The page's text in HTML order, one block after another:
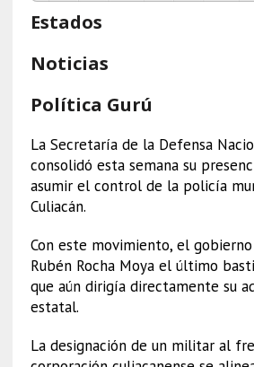
Estados
Noticias
Política Gurú
La Secretaría de la Defensa
consolidó esta semana su
asumir el control de la policía
Culiacán.
Con este movimiento, el
Rubén Rocha Moya el último
que aún dirigía directamente su
estatal.
La designación de un militar al